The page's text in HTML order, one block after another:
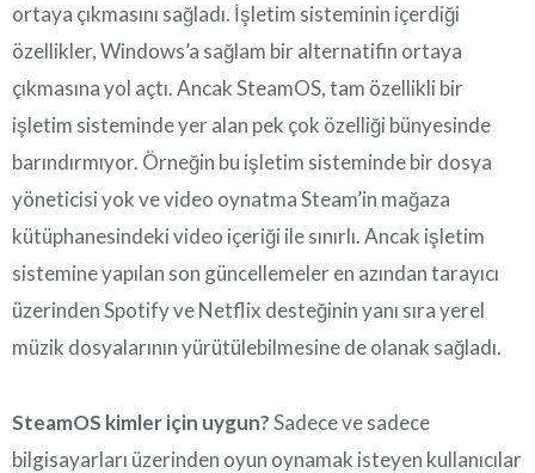
ortaya çıkmasını sağladı. İşletim sisteminin içerdiği
özellikler, Windows’a sağlam bir alternatifin ortaya
çıkmasına yol açtı. Ancak SteamOS, tam özellikli bir
işletim sisteminde yer alan pek çok özelliği bünyesinde
barındırmıyor. Örneğin bu işletim sisteminde bir dosya
yöneticisi yok ve video oynatma Steam’in mağaza
kütüphanesindeki video içeriği ile sınırlı. Ancak işletim
sistemine yapılan son güncellemeler en azından tarayıcı
üzerinden Spotify ve Netflix desteğinin yanı sıra yerel
müzik dosyalarının yürütülebilmesine de olanak sağladı.
SteamOS kimler için uygun?Sadece ve sadece
bilgisayarları üzerinden oyun oynamak isteyen kullanıcılar